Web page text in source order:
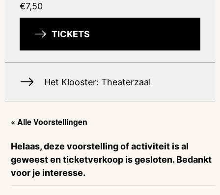
« Alle Voorstellingen
Helaas, deze voorstelling of activiteit is al
geweest en ticketverkoop is gesloten. Bedankt
voor je interesse.
€7,50
TICKETS
Het Klooster: Theaterzaal